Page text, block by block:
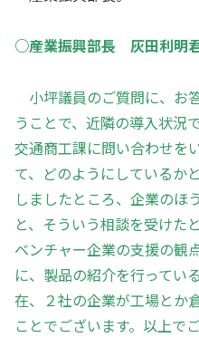
○産業振興部長 灰田利明
小坪議員のご質問に、お
うことで、近隣の導入状況
交通商工課に問い合わせを
て、どのようにしているか
しましたところ、企業のほ
と、そういう相談を受けた
ベンチャー企業の支援の観
に、製品の紹介を行ってい
在、２社の企業が工場とか
ことでございます。以上で